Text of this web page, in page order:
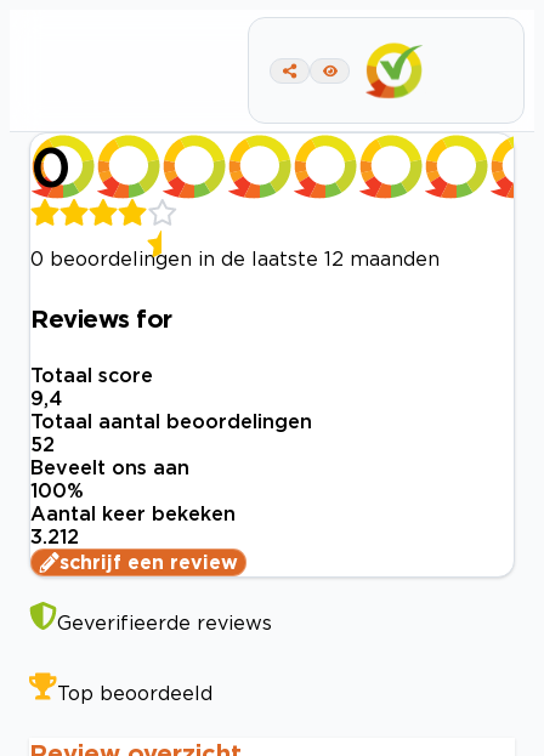
0
0 beoordelingen in de laatste 12 maanden
Reviews for
Totaal score
9,4
Totaal aantal beoordelingen
52
Beveelt ons aan
100%
Aantal keer bekeken
3.212
schrijf een review
Geverifieerde reviews
Top beoordeeld